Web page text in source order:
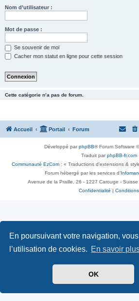
En poursuivant votre navigation,
l’utilisation de cookies. En savoir
OK
Nom d’utilisateur :
Mot de passe :
Se souvenir de moi
Cacher mon statut en ligne pour cette session
Cette catégorie n’a pas de forum.
Accueil Portail Forum
Développé parphpBB® Forum Software
Traduit parphpBB-fr.com
Communauté EzCom : « Traductions d'extensions &
Forum hébergé par les services d’
Avenue de la Praille, 26 - 1227 Carouge -
Confidentialité
Conditions